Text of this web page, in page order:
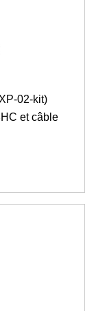
02-kit)
et câble